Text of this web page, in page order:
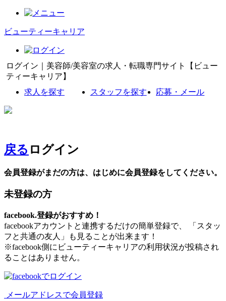
ビューティーキャリア
ログイン｜美容師/美容室の求人・転職専門サイト【ビュー
ティーキャリア】
求人を探す
スタッフを探す 応募・メール
戻る ログイン
会員登録がまだの方は、はじめに会員登録をしてください。
未登録の方
facebook.登録がおすすめ！
facebookアカウントと連携するだけの簡単登録で、 「スタッ
フと共通の友人」も見ることが出来ます！
※facebook側にビューティーキャリアの利用状況が投稿され
ることはありません。
メールアドレスで会員登録